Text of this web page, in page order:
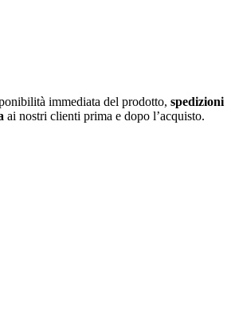
immediata del prodotto, spedizioni
ai nostri clienti prima e dopo l’acquisto.